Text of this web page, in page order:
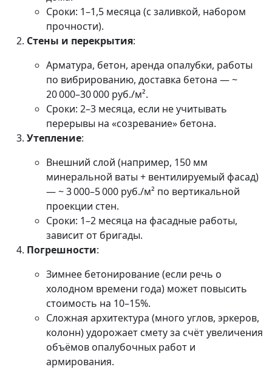
Сроки: 1–1,5 месяца (с заливкой, набором
прочности).
Стены и перекрытия:
Арматура, бетон, аренда опалубки, работы
по вибрированию, доставка бетона — ~
20 000–30 000 руб./м².
Сроки: 2–3 месяца, если не учитывать
перерывы на «созревание» бетона.
Утепление:
Внешний слой (например, 150 мм
минеральной ваты + вентилируемый фасад)
— ~ 3 000–5 000 руб./м² по вертикальной
проекции стен.
Сроки: 1–2 месяца на фасадные работы,
зависит от бригады.
Погрешности:
Зимнее бетонирование (если речь о
холодном времени года) может повысить
стоимость на 10–15%.
Сложная архитектура (много углов, эркеров,
колонн) удорожает смету за счёт увеличения
объёмов опалубочных работ и
армирования.